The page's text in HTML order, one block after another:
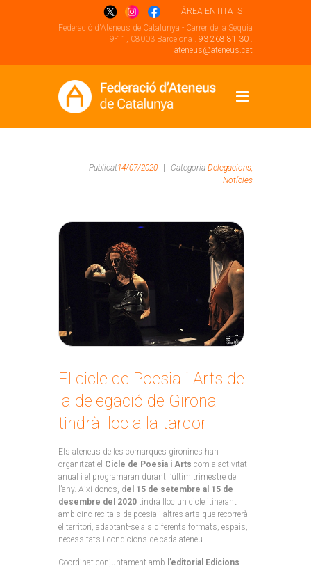
ÁREA ENTITATS
Federació d'Ateneus de Catalunya - Carrer de la Sèquia
9-11, 08003 Barcelona . 93 268 81 30 .
ateneus@ateneus.cat
Publicat14/07/2020 Categoria Delegacions,
Notícies
El cicle de Poesia i Arts de
la delegació de Girona
tindrà lloc a la tardor
Els ateneus de les comarques gironines han
organitzat el Cicle de Poesia i Arts com a activitat
anual i el programaran durant l’últim trimestre de
l’any. Així doncs, del 15 de setembre al 15 de
desembre del 2020 tindrà lloc un cicle itinerant
amb cinc recitals de poesia i altres arts que recorrerà
el territori, adaptant-se als diferents formats, espais,
necessitats i condicions de cada ateneu.
Coordinat conjuntament amb l’editorial Edicions